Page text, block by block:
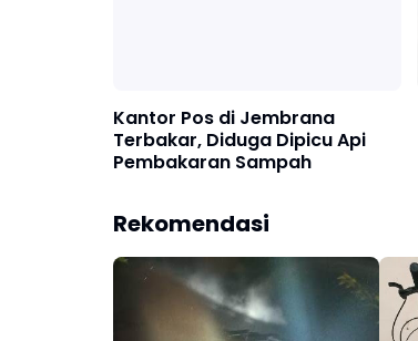
Kantor Pos di Jembrana
Terbakar, Diduga Dipicu Api
Pembakaran Sampah
Rekomendasi